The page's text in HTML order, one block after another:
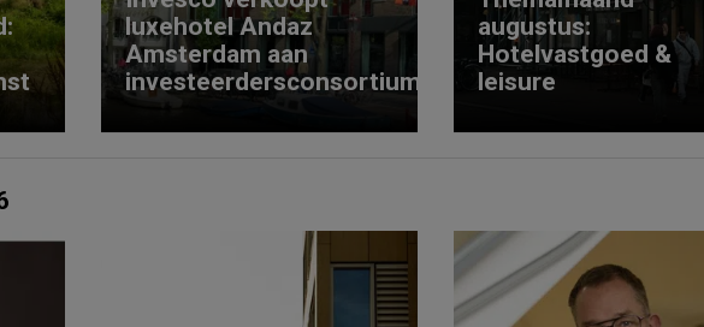
luxehotel Andaz
Amsterdam aan
investeerdersconsortium
augustus:
Hotelvastgoed &
leisure